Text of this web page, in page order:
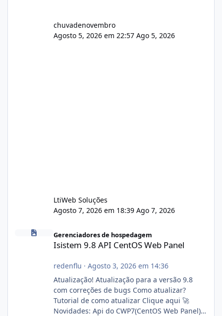
chuvadenovembro
Agosto 5, 2026 em 22:57 Ago 5, 2026
LtiWeb Soluções
Agosto 7, 2026 em 18:39 Ago 7, 2026
Gerenciadores de hospedagem
Isistem 9.8 API CentOS Web Panel
redenflu · Agosto 3, 2026 em 14:36
Atualização! Atualização para a versão 9.8
com correções de bugs Como atualizar?
Tutorial de como atualizar Clique aqui 🚀
Novidades: Api do CWP7(CentOS Web Panel)